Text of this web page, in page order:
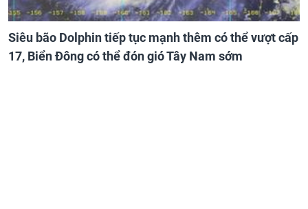
Siêu bão Dolphin tiếp tục mạnh thêm có thể vượt cấp
17, Biển Đông có thể đón gió Tây Nam sớm